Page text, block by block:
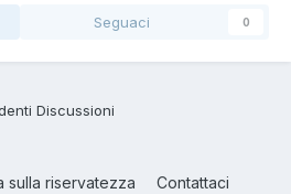
Seguaci 0
Discussioni
sulla riservatezza
Contattaci